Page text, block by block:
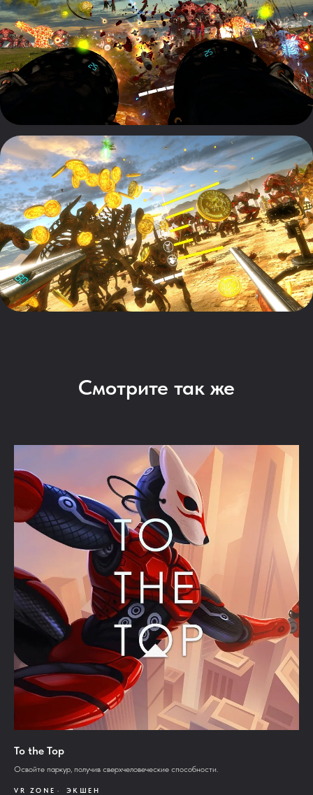
Смотрите так же
To the Top
Освойте паркур, получив сверхчеловеческие способности.
VR ZONE ЭКШЕН